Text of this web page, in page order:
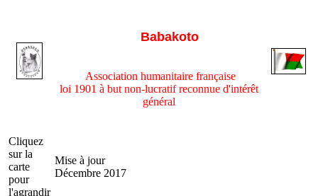
Babakoto
Association humanitaire française
loi 1901 à but non-lucratif reconnue d'intérêt
général
Cliquez
sur la
carte
pour
l'agrandir
Mise à jour
Décembre 2017